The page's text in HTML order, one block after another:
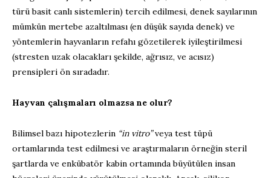
türü basit canlı sistemlerin) tercih edilmesi, denek sayılarının
mümkün mertebe azaltılması (en düşük sayıda denek) ve
yöntemlerin hayvanların refahı gözetilerek iyileştirilmesi
(stresten uzak olacakları şekilde, ağrısız, ve acısız)
prensipleri ön sıradadır.
Hayvan çalışmaları olmazsa ne olur?
Bilimsel bazı hipotezlerin “in vitro”veya test tüpü
ortamlarında test edilmesi ve araştırmaların örneğin steril
şartlarda ve enkübatör kabin ortamında büyütülen insan